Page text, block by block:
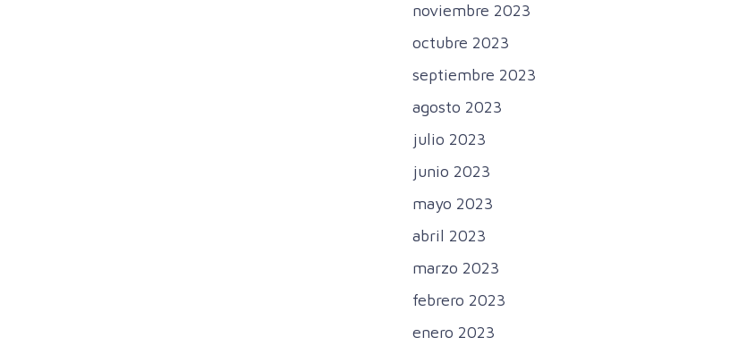
noviembre 2023
octubre 2023
septiembre 2023
agosto 2023
julio 2023
junio 2023
mayo 2023
abril 2023
marzo 2023
febrero 2023
enero 2023